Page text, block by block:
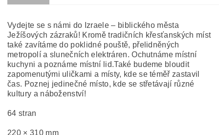
Vydejte se s námi do Izraele – biblického města
Ježíšových zázraků! Kromě tradičních křesťanských míst
také zavítáme do poklidné pouště, přelidněných
metropolí a slunečních elektráren. Ochutnáme místní
kuchyni a poznáme místní lid.Také budeme bloudit
zapomenutými uličkami a místy, kde se téměř zastavil
čas. Poznej jedinečné místo, kde se střetávají různé
kultury a náboženství!
64 stran
220 × 310 mm